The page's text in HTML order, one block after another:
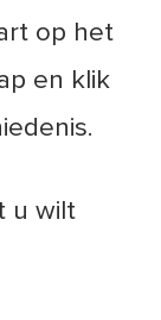
op het
en klik
u wilt